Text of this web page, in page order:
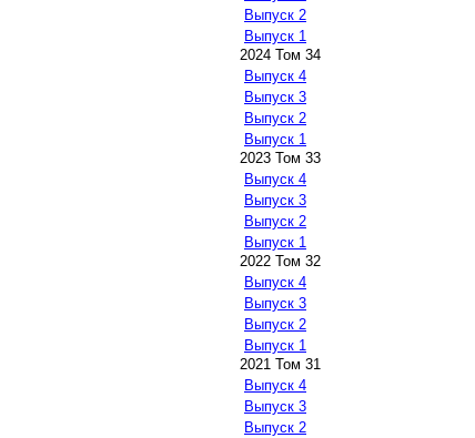
Выпуск 2
Выпуск 1
2024 Том 34
Выпуск 4
Выпуск 3
Выпуск 2
Выпуск 1
2023 Том 33
Выпуск 4
Выпуск 3
Выпуск 2
Выпуск 1
2022 Том 32
Выпуск 4
Выпуск 3
Выпуск 2
Выпуск 1
2021 Том 31
Выпуск 4
Выпуск 3
Выпуск 2